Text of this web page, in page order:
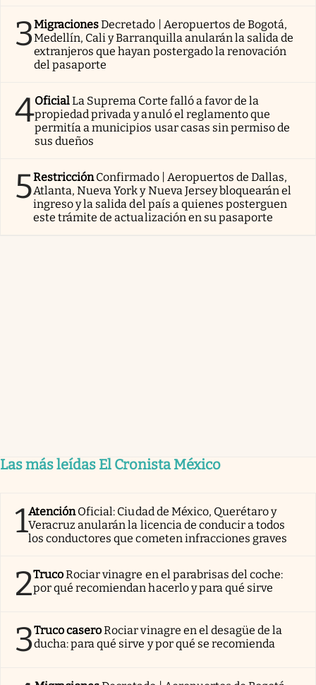
3MigracionesDecretado | Aeropuertos de Bogotá,
Medellín, Cali y Barranquilla anularán la salida de
extranjeros que hayan postergado la renovación
del pasaporte
4OficialLa Suprema Corte falló a favor de la
propiedad privada y anuló el reglamento que
permitía a municipios usar casas sin permiso de
sus dueños
5RestricciónConfirmado | Aeropuertos de Dallas,
Atlanta, Nueva York y Nueva Jersey bloquearán el
ingreso y la salida del país a quienes posterguen
este trámite de actualización en su pasaporte
Las más leídas El Cronista México
1AtenciónOficial: Ciudad de México, Querétaro y
Veracruz anularán la licencia de conducir a todos
los conductores que cometen infracciones graves
2TrucoRociar vinagre en el parabrisas del coche:
por qué recomiendan hacerlo y para qué sirve
3Truco caseroRociar vinagre en el desagüe de la
ducha: para qué sirve y por qué se recomienda